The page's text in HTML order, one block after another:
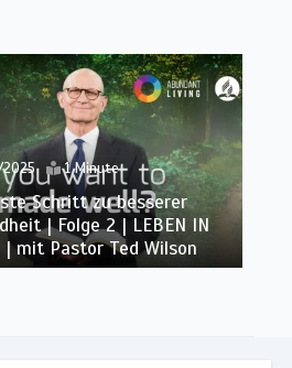
2025 2 Minuten
den Bauplan der Bibel
Leben | Folge 1
IN FÜLLE | mit Pastor